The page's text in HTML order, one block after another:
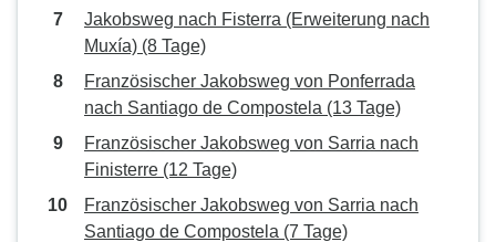
Jakobsweg nach Fisterra (Erweiterung nach
Muxía) (8 Tage)
Französischer Jakobsweg von Ponferrada
nach Santiago de Compostela (13 Tage)
Französischer Jakobsweg von Sarria nach
Finisterre (12 Tage)
Französischer Jakobsweg von Sarria nach
Santiago de Compostela (7 Tage)